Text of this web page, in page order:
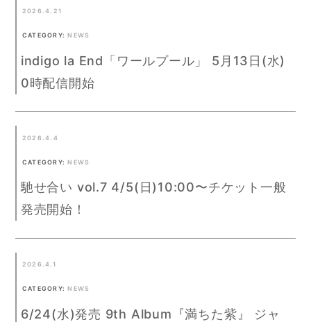
2026.4.21
CATEGORY: NEWS
indigo la End「ワールプール」 5月13日(水)
0時配信開始
2026.4.4
CATEGORY: NEWS
馳せ合い vol.7 4/5(日)10:00〜チケット一般
発売開始！
2026.4.1
CATEGORY: NEWS
6/24(水)発売 9th Album『満ちた紫』 ジャ